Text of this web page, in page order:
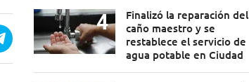
Finalizó la reparación del
caño maestro y se
restablece el servicio de
agua potable en Ciudad